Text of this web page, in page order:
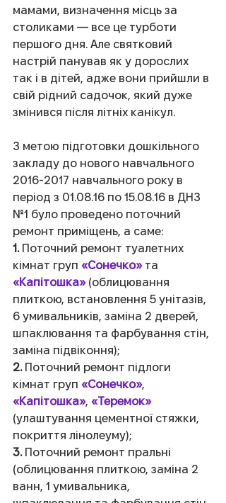
мамами, визначення місць за
столиками — все це турботи
першого дня. Але святковий
настрій панував як у дорослих
так і в дітей, адже вони прийшли в
свій рідний садочок, який дуже
змінився після літніх канікул.
З метою підготовки дошкільного
закладу до нового навчального
2016-2017 навчального року в
період з 01.08.16 по 15.08.16 в ДНЗ
№1 було проведено поточний
ремонт приміщень, а саме:
1. Поточний ремонт туалетних
кімнат груп «Сонечко» та
«Капітошка» (облицювання
плиткою, встановлення 5 унітазів,
6 умивальників, заміна 2 дверей,
шпаклювання та фарбування стін,
заміна підвіконня);
2. Поточний ремонт підлоги
кімнат груп «Сонечко»,
«Капітошка», «Теремок»
(улаштування цементної стяжки,
покриття лінолеуму);
3. Поточний ремонт пральні
(облицювання плиткою, заміна 2
ванн, 1 умивальника,